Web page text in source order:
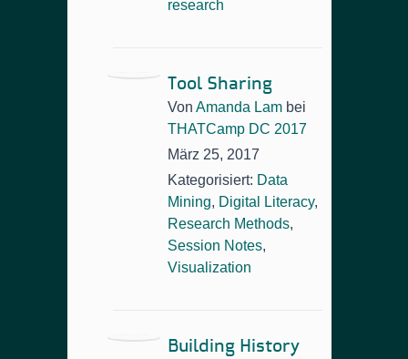
research
Tool Sharing
Von Amanda Lam bei
THATCamp DC 2017
März 25, 2017
Kategorisiert: Data
Mining, Digital Literacy,
Research Methods,
Session Notes,
Visualization
Building History